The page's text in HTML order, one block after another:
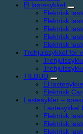
El lastesykkel
Elektrisk
Elektrisk
Elektrisk
Elektrisk
Elektrisk
Trehjulssykkel for
TILBUD
El
Elektrisk
Lastesykler –
Lastesykkel
Elektrisk
Elektrisk
Elektrisk